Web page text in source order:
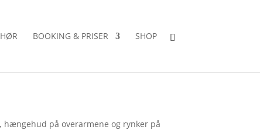
BOOKING & PRISER SHOP
på overarmene og rynker på